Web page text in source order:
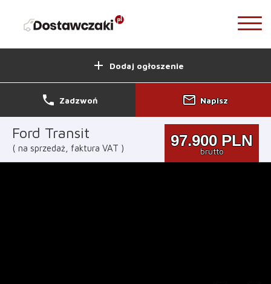
add Dodaj ogłoszenie
Ford Transit
na sprzedaż, faktura VAT 97.900 PLN
brutto
phone Zadzwoń mail_outline Napisz